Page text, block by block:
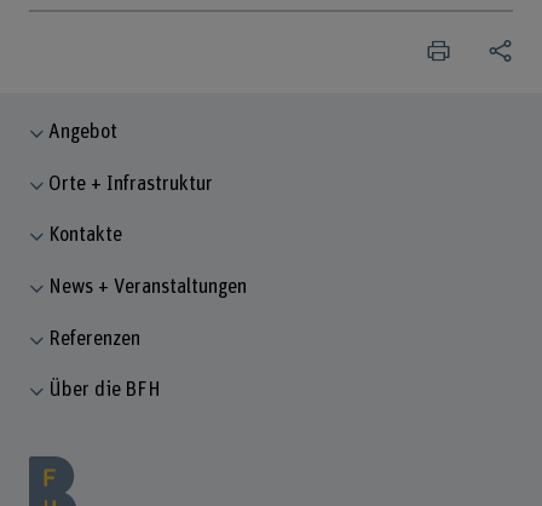
Angebot
Orte + Infrastruktur
Kontakte
News + Veranstaltungen
Referenzen
Über die BFH